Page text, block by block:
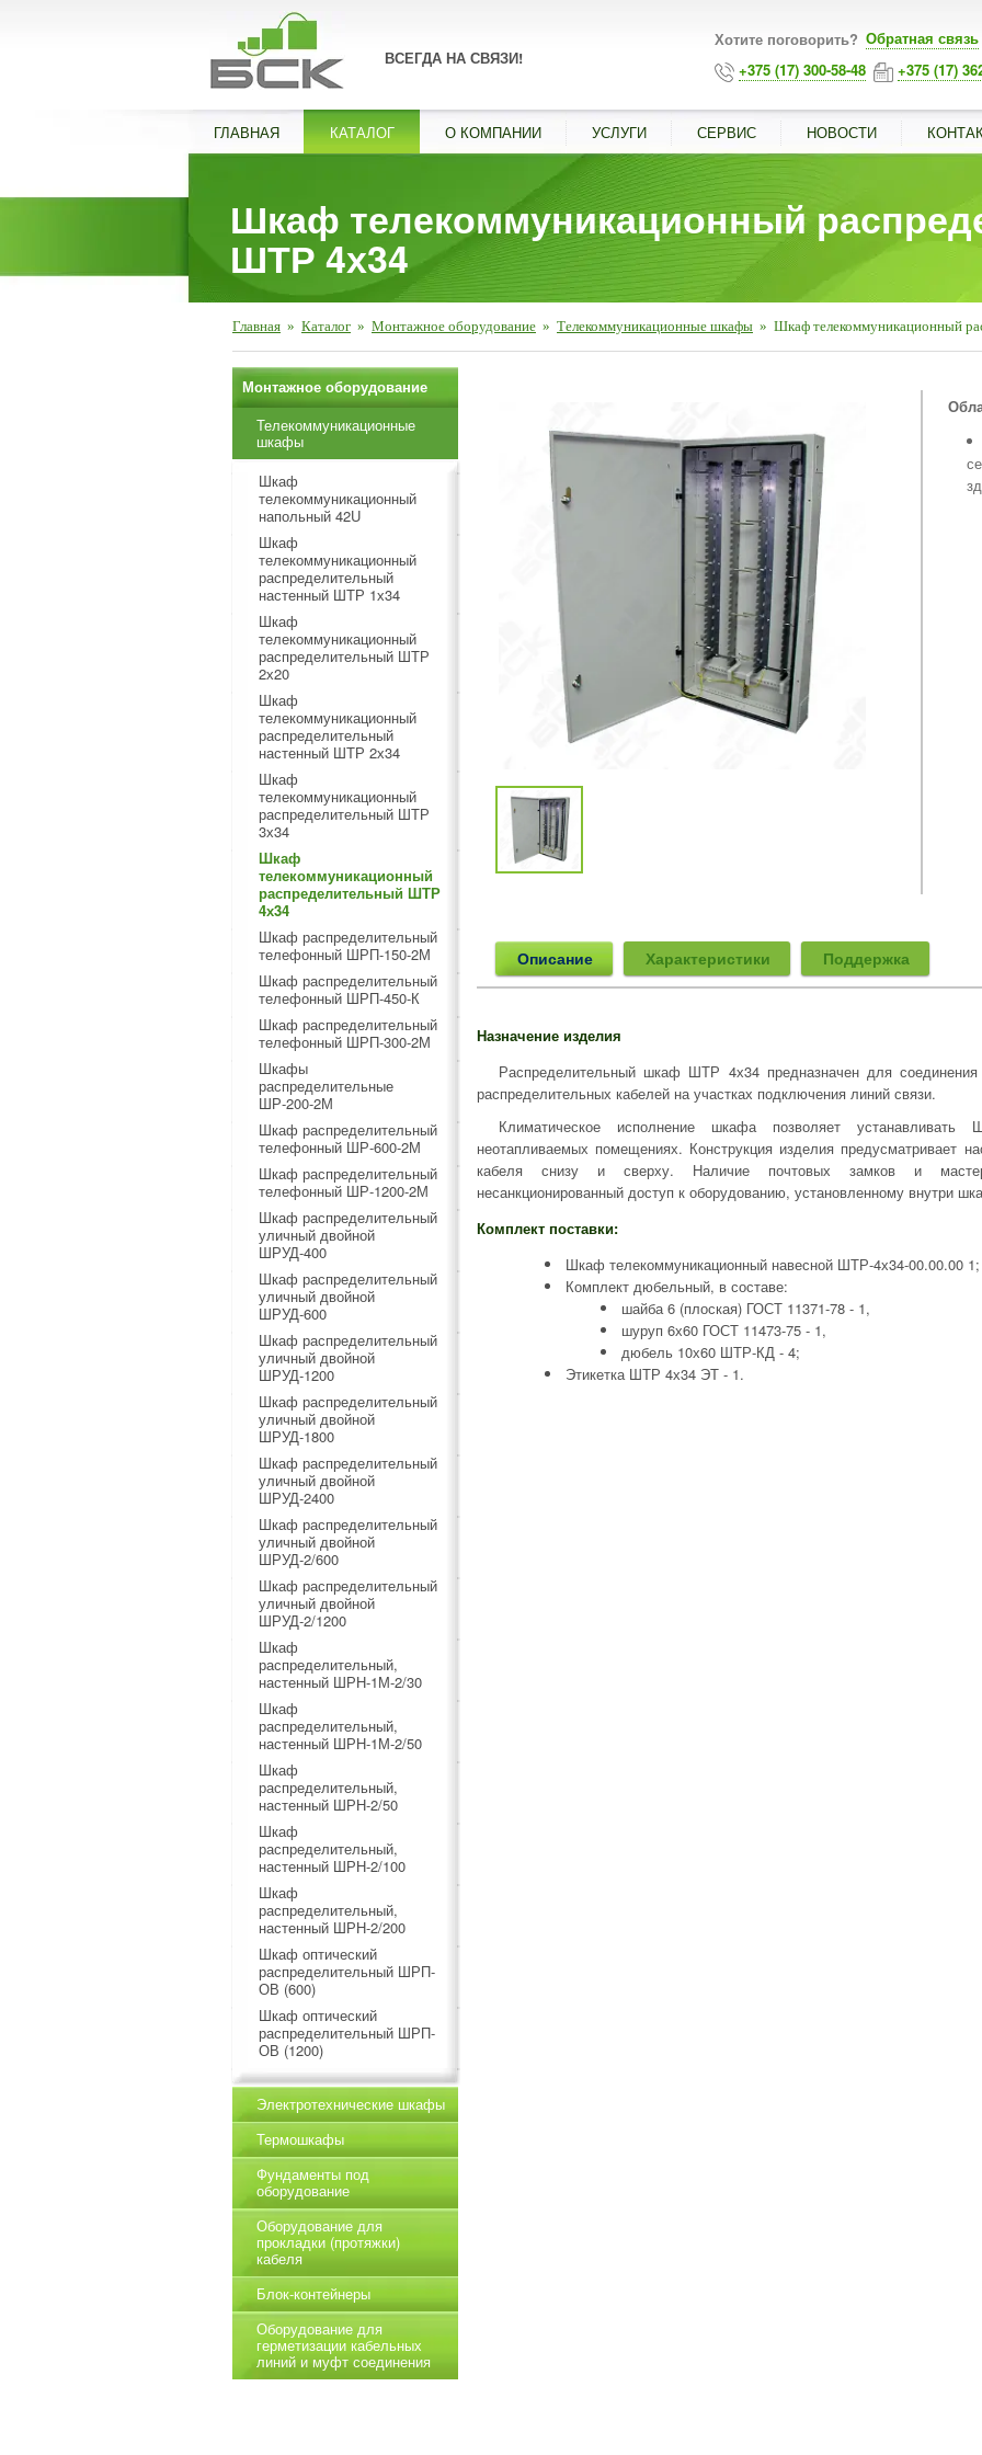
ВСЕГДА НА СВЯЗИ!
Хотите поговорить? Обратная связь
+375 (17) 300-58-48
+375 (17)
ГЛАВНАЯ КАТАЛОГ О КОМПАНИИ УСЛУГИ СЕРВИС НОВОСТИ
Шкаф телекоммуникационный
ШТР 4х34
Главная » Каталог » Монтажное оборудование » Телекоммуникационные шкафы » Шкаф телекоммуникационный
■
Описание Характеристики Поддержка
Назначение изделия
Распределительный шкаф ШТР 4х34 предназначен для
распределительных кабелей на участках подключения линий связи.
Климатическое исполнение шкафа позволяет
неотапливаемых помещениях. Конструкция изделия предусматривает
кабеля снизу и сверху. Наличие почтовых замков и мастер-
несанкционированный доступ к оборудованию, установленному внутри
Комплект поставки:
Шкаф телекоммуникационный навесной ШТР-4х34-00.00.00 1;
Комплект дюбельный, в составе:
шайба 6 (плоская) ГОСТ 11371-78 - 1,
шуруп 6х60 ГОСТ 11473-75 - 1,
дюбель 10х60 ШТР-КД - 4;
Этикетка ШТР 4х34 ЭТ - 1.
Монтажное оборудование
Телекоммуникационные
шкафы
Шкаф
телекоммуникационный
напольный 42U
Шкаф
телекоммуникационный
распределительный
настенный ШТР 1х34
Шкаф
телекоммуникационный
распределительный ШТР
2х20
Шкаф
телекоммуникационный
распределительный
настенный ШТР 2х34
Шкаф
телекоммуникационный
распределительный ШТР
3х34
Шкаф
телекоммуникационный
распределительный ШТР
4х34
Шкаф распределительный
телефонный ШРП-150-2М
Шкаф распределительный
телефонный ШРП-450-К
Шкаф распределительный
телефонный ШРП-300-2М
Шкафы
распределительные
ШР-200-2М
Шкаф распределительный
телефонный ШР-600-2М
Шкаф распределительный
телефонный ШР-1200-2М
Шкаф распределительный
уличный двойной
ШРУД-400
Шкаф распределительный
уличный двойной
ШРУД-600
Шкаф распределительный
уличный двойной
ШРУД-1200
Шкаф распределительный
уличный двойной
ШРУД-1800
Шкаф распределительный
уличный двойной
ШРУД-2400
Шкаф распределительный
уличный двойной
ШРУД-2/600
Шкаф распределительный
уличный двойной
ШРУД-2/1200
Шкаф
распределительный,
настенный ШРН-1М-2/30
Шкаф
распределительный,
настенный ШРН-1М-2/50
Шкаф
распределительный,
настенный ШРН-2/50
Шкаф
распределительный,
настенный ШРН-2/100
Шкаф
распределительный,
настенный ШРН-2/200
Шкаф оптический
распределительный ШРП-
ОВ (600)
Шкаф оптический
распределительный ШРП-
ОВ (1200)
Электротехнические шкафы
Термошкафы
Фундаменты под
оборудование
Оборудование для
прокладки (протяжки)
кабеля
Блок-контейнеры
Оборудование для
герметизации кабельных
линий и муфт соединения